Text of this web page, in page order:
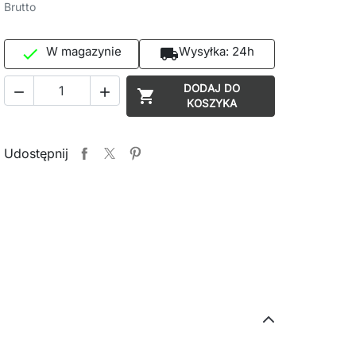
Brutto
 W magazynie local_shippingWysyłka: 24h
  
DODAJ DO
KOSZYKA
Udostępnij